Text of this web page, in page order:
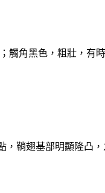
觸角黑色，粗壯，有
鞘翅基部明顯隆凸